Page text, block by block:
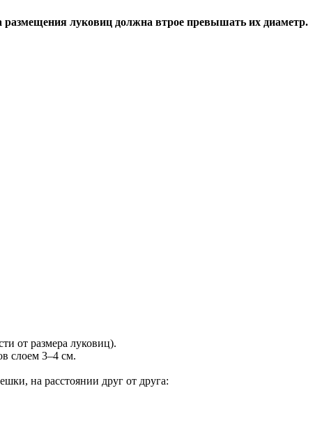
размещения луковиц должна втрое превышать их диаметр.
от размера луковиц).
слоем 3–4 см.
на расстоянии друг от друга: